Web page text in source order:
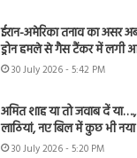
ईरान-अमेरिका तनाव का असर
ड्रोन हमले से गैस टैंकर में लगी
30 July 2026 - 5:42 PM
अमित शाह या तो जवाब दें
लाठियां, नए बिल में कुछ भी
30 July 2026 - 5:20 PM